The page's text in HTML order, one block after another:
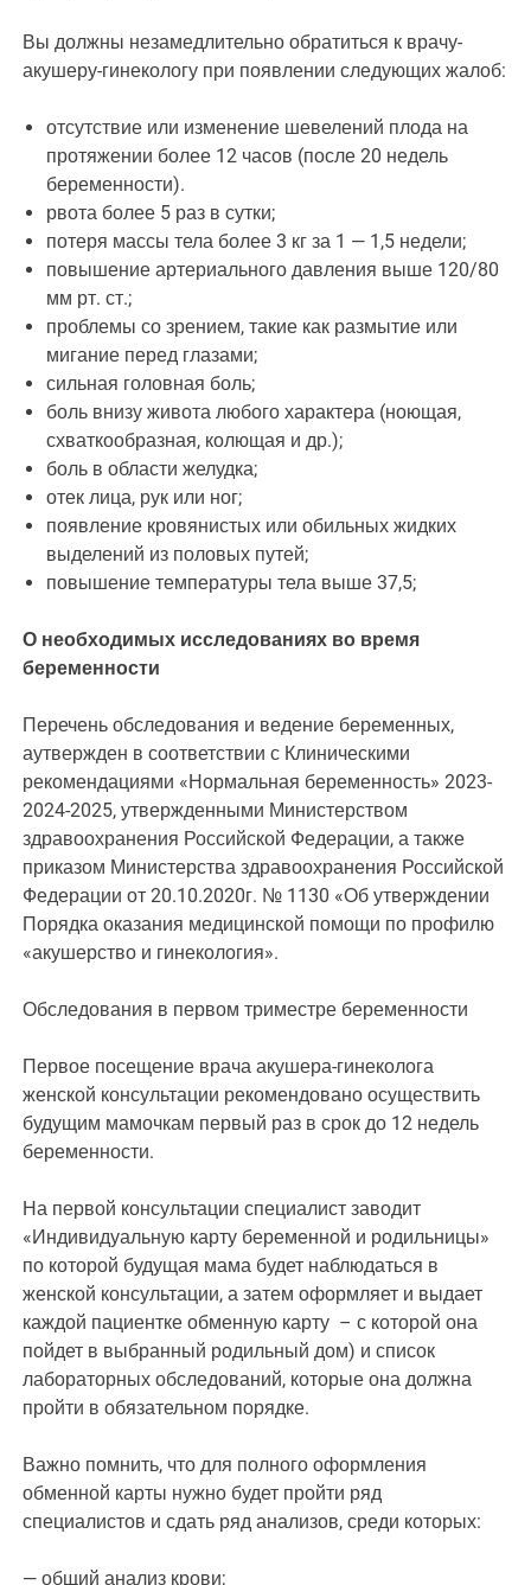
Вы должны незамедлительно обратиться к врачу-
акушеру-гинекологу при появлении следующих жалоб:
отсутствие или изменение шевелений плода на
протяжении более 12 часов (после 20 недель
беременности).
рвота более 5 раз в сутки;
потеря массы тела более 3 кг за 1 — 1,5 недели;
повышение артериального давления выше 120/80
мм рт. ст.;
проблемы со зрением, такие как размытие или
мигание перед глазами;
сильная головная боль;
боль внизу живота любого характера (ноющая,
схваткообразная, колющая и др.);
боль в области желудка;
отек лица, рук или ног;
появление кровянистых или обильных жидких
выделений из половых путей;
повышение температуры тела выше 37,5;
О необходимых исследованиях во время
беременности
Перечень обследования и ведение беременных,
аутвержден в соответствии с Клиническими
рекомендациями «Нормальная беременность» 2023-
2024-2025, утвержденными Министерством
здравоохранения Российской Федерации, а также
приказом Министерства здравоохранения Российской
Федерации от 20.10.2020г. № 1130 «Об утверждении
Порядка оказания медицинской помощи по профилю
«акушерство и гинекология».
Обследования в первом триместре беременности
Первое посещение врача акушера-гинеколога
женской консультации рекомендовано осуществить
будущим мамочкам первый раз в срок до 12 недель
беременности.
На первой консультации специалист заводит
«Индивидуальную карту беременной и родильницы»
по которой будущая мама будет наблюдаться в
женской консультации, а затем оформляет и выдает
каждой пациентке обменную карту – с которой она
пойдет в выбранный родильный дом) и список
лабораторных обследований, которые она должна
пройти в обязательном порядке.
Важно помнить, что для полного оформления
обменной карты нужно будет пройти ряд
специалистов и сдать ряд анализов, среди которых:
— общий анализ крови;